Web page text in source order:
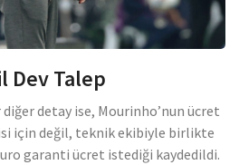
Dev Talep
detay ise, Mourinho’nun ücret
için değil, teknik ekibiyle birlikte
garanti ücret istediği kaydedildi.